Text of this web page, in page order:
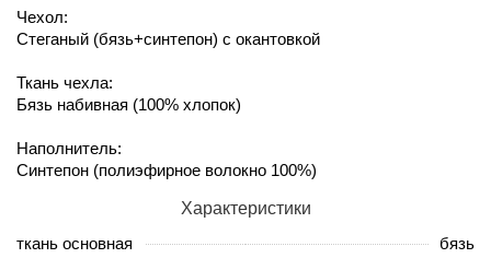
Чехол:
Стеганый (бязь+синтепон) с окантовкой
Ткань чехла:
Бязь набивная (100% хлопок)
Наполнитель:
Синтепон (полиэфирное волокно 100%)
Характеристики
ткань основная
бязь